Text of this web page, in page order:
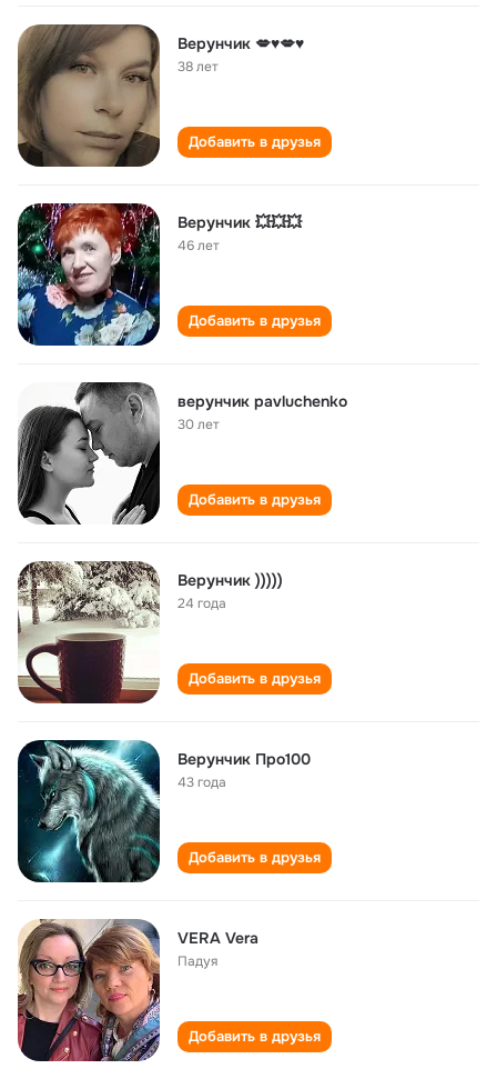
Верунчик 💋♥️💋♥️
38 лет
Добавить в друзья
Верунчик 💥💥💥
46 лет
Добавить в друзья
верунчик pavluchenko
30 лет
Добавить в друзья
Верунчик )))))
24 года
Добавить в друзья
Верунчик Про100
43 года
Добавить в друзья
VERA Vera
Падуя
Добавить в друзья